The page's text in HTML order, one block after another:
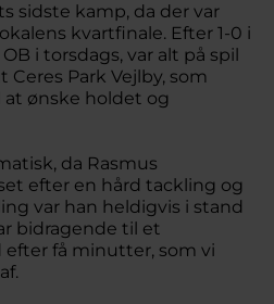
sidste kamp, da der var
kvartfinale. Efter 1-0 i
i torsdags, var alt på spil
Park Vejlby, som
ønske holdet og
da Rasmus
efter en hård tackling og
var han heldigvis i stand
bidragende til et
få minutter, som vi